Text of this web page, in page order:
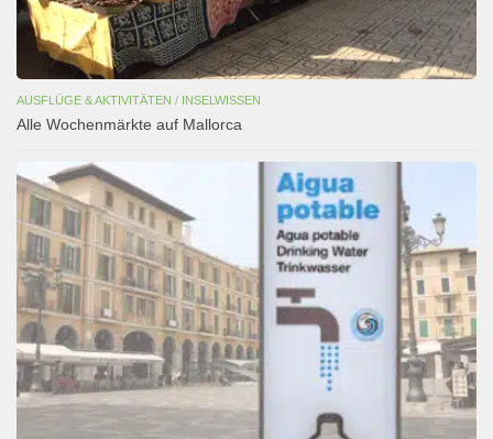
AUSFLÜGE & AKTIVITÄTEN / INSELWISSEN
Alle Wochenmärkte auf Mallorca